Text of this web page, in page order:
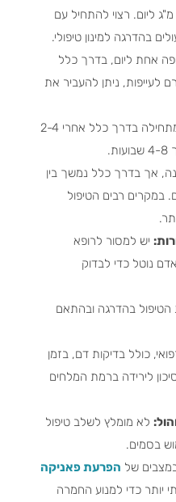
מומלץ מינון של עד 10 מ"ג ליום. רצוי להתחיל עם
אחת ליום, בדרך כלל
לעייפות, ניתן להעביר את
ההשפעה הראשונית מתחילה בדרך כלל אחרי 2-4
אך בדרך כלל נמשך בין
במקרים רבים הטיפול
יש למסור לרופא
נוטל כדי לבדוק
בהדרגה ובהתאם
כולל בדיקות דם, בזמן
לירידה ברמת המלחים
לא מומלץ לשלב טיפול
בסמים.
של הפרעת פאניקה
יותר כדי למנוע החמרה